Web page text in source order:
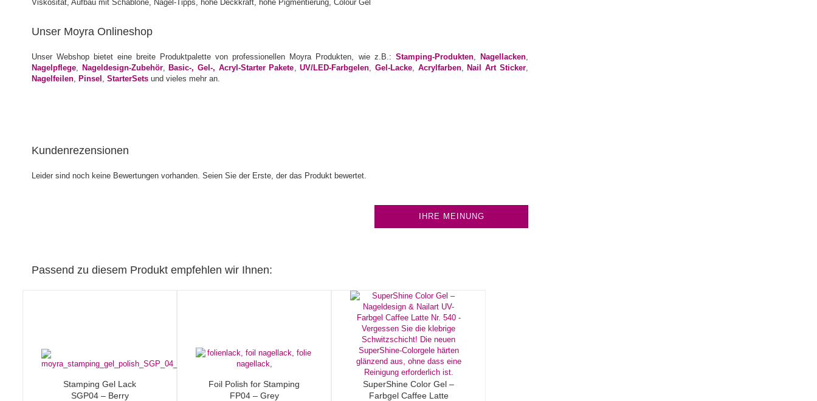
Unser Moyra Onlineshop
Unser Webshop bietet eine breite Produktpalette von professionellen Moyra Produkten, wie z.B.: Stamping-Produkten, Nagellacken,
Nagelpflege, Nageldesign-Zubehör, Basic-, Gel-, Acryl-Starter Pakete,UV/LED-Farbgelen, Gel-Lacke, Acrylfarben, Nail Art Sticker,
Nagelfeilen, Pinsel , StarterSets und vieles mehr an.
Kundenrezensionen
Leider sind noch keine Bewertungen vorhanden. Seien Sie der Erste, der das Produkt bewertet.
IHRE MEINUNG
Passend zu diesem Produkt empfehlen wir Ihnen:
Stamping Gel Lack
SGP04 – Berry
Foil Polish for Stamping
FP04 – Grey
SuperShine Color Gel –
Farbgel Caffee Latte